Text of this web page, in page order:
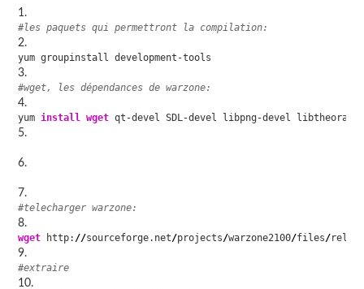
#les paquets qui permettront la compilation:
yum groupinstall development-tools
#wget, les dépendances de warzone:
yum install wget qt-devel SDL-devel libpng-devel
#telecharger warzone:
wget http: //sourceforge.net/projects/warzone2100/files/
#extraire